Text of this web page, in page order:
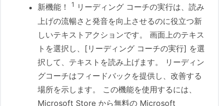
新機能！
1 リーディング コーチの実行は、読み
上げの流暢さと発音を向上させるのに役立つ新
しいテキストアクションです。 画面上のテキス
トを選択し、[リーディング コーチの実行] を選
択して、テキストを読み上げます。 リーディン
グコーチはフィードバックを提供し、改善する
場所を示します。 この機能を使用するには、
Microsoft Store から無料の Microsoft